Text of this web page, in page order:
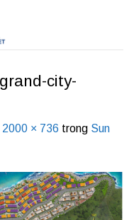
city-
2000 × 736 trong Sun